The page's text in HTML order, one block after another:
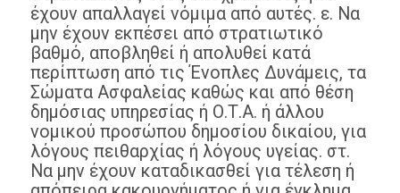
έχουν απαλλαγεί νόμιμα από αυτές. ε. Να
μην έχουν εκπέσει από στρατιωτικό
βαθμό, αποβληθεί ή απολυθεί κατά
περίπτωση από τις Ένοπλες Δυνάμεις, τα
Σώματα Ασφαλείας καθώς και από θέση
δημόσιας υπηρεσίας ή Ο.Τ.Α. ή άλλου
νομικού προσώπου δημοσίου δικαίου, για
λόγους πειθαρχίας ή λόγους υγείας. στ.
Να μην έχουν καταδικασθεί για τέλεση ή